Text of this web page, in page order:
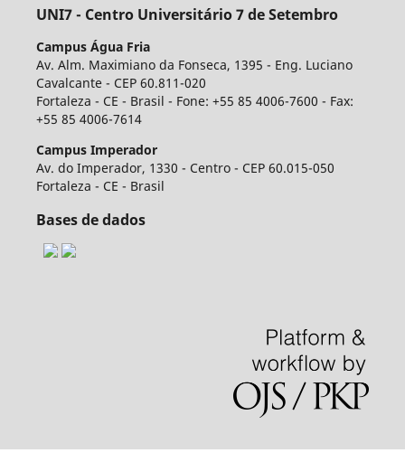
UNI7 - Centro Universitário 7 de Setembro
Campus Água Fria
Av. Alm. Maximiano da Fonseca, 1395 - Eng. Luciano
Cavalcante - CEP 60.811-020
Fortaleza - CE - Brasil - Fone: +55 85 4006-7600 - Fax:
+55 85 4006-7614
Campus Imperador
Av. do Imperador, 1330 - Centro - CEP 60.015-050
Fortaleza - CE - Brasil
Bases de dados